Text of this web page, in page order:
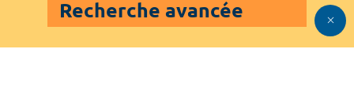
Recherche avancée